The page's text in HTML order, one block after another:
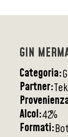
GIN
Categoria:
Partner:
Alcol:42%
Formati: